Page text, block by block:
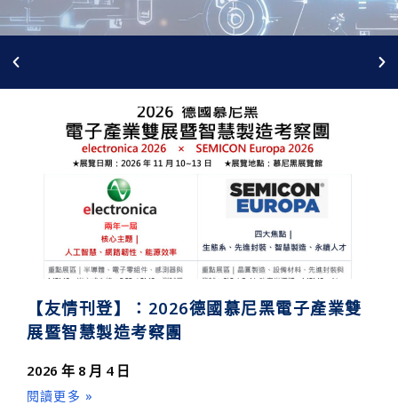
5/27(三)AI安防整合xGCB合規實戰商機說明會 線上報名
中
【友情刊登】：2026德國慕尼黑電子產業雙
展暨智慧製造考察團
2026 年 8 月 4 日
閱讀更多 »